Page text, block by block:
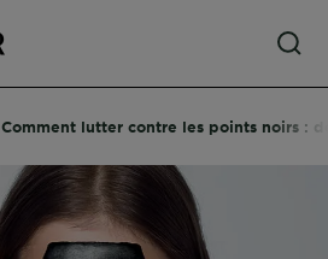
Comment lutter contre les points noirs :